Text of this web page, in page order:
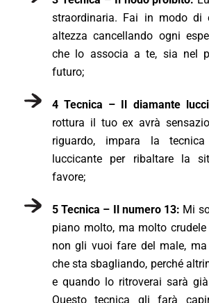
straordinaria. Fai in modo di
altezza cancellando ogni
che lo associa a te, sia nel
futuro;
4 Tecnica – Il diamante
rottura il tuo ex avrà
riguardo, impara la
luccicante per ribaltare la
favore;
5 Tecnica – Il numero 13: Mi
piano molto, ma molto
non gli vuoi fare del male,
che sta sbagliando, perché
e quando lo ritroverai sarà
Questo tecnica gli farà